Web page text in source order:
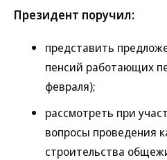
Президент поручил:
представить
пенсий работающих
февраля);
рассмотреть при
вопросы проведения
строительства